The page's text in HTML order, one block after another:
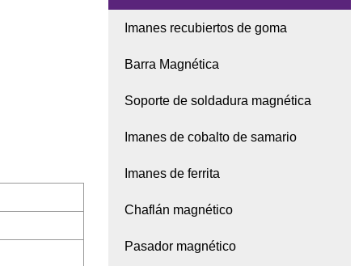
Imanes recubiertos de goma
Barra Magnética
Soporte de soldadura magnética
Imanes de cobalto de samario
Imanes de ferrita
Chaflán magnético
Pasador magnético